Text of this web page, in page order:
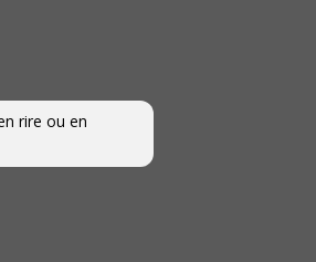
rire ou en